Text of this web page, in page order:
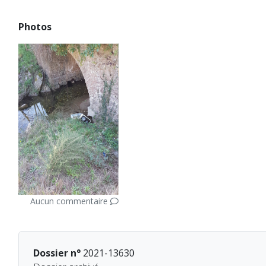
Photos
Aucun commentaire
Dossier n°2021-13630